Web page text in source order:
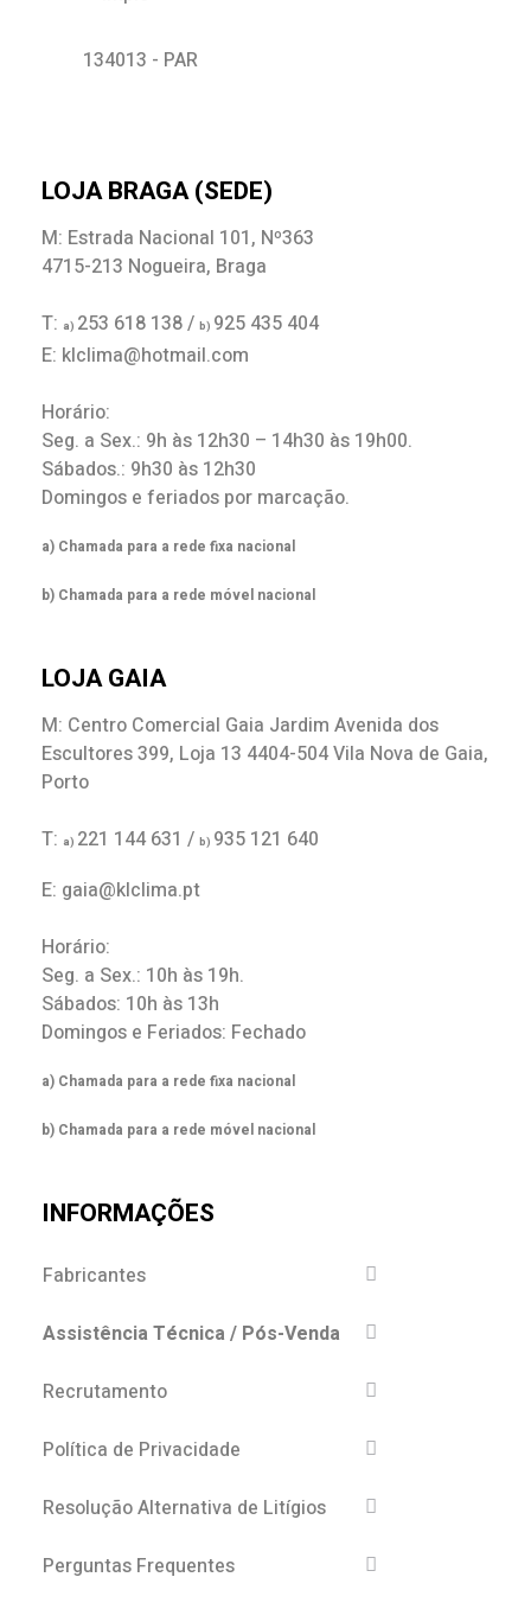
134013 - PAR
LOJA BRAGA (SEDE)
M: Estrada Nacional 101, Nº363
4715-213 Nogueira, Braga
T: a) 253 618 138 / b) 925 435 404
E: klclima@hotmail.com
Horário:
Seg. a Sex.: 9h às 12h30 – 14h30 às 19h00.
Sábados.: 9h30 às 12h30
Domingos e feriados por marcação.
a) Chamada para a rede fixa nacional
b) Chamada para a rede móvel nacional
LOJA GAIA
M: Centro Comercial Gaia Jardim Avenida dos
Escultores 399, Loja 13 4404-504 Vila Nova de Gaia,
Porto
T: a) 221 144 631 / b) 935 121 640
E: gaia@klclima.pt
Horário:
Seg. a Sex.: 10h às 19h.
Sábados: 10h às 13h
Domingos e Feriados: Fechado
a) Chamada para a rede fixa nacional
b) Chamada para a rede móvel nacional
INFORMAÇÕES
Fabricantes
Assistência Técnica / Pós-Venda
Recrutamento
Política de Privacidade
Resolução Alternativa de Litígios
Perguntas Frequentes